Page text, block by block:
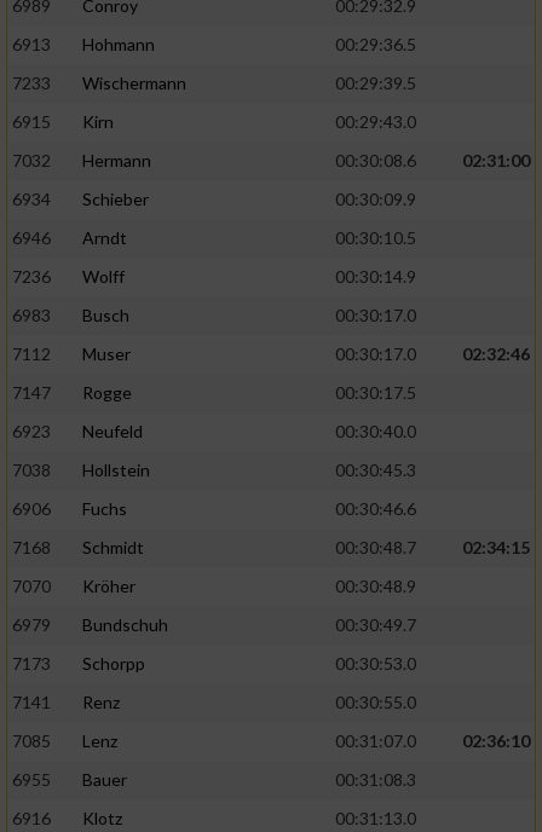
6989 Conroy
00:29:32.9
6913
Hohmann
00:29:36.5
7233
Wischermann
00:29:39.5
6915
Kirn
00:29:43.0
7032
Hermann 00:30:08.6
02:31:00
6934
Schieber
00:30:09.9
6946
Arndt
00:30:10.5
7236
Wolff
00:30:14.9
6983
Busch
00:30:17.0
7112
Muser 00:30:17.0
02:32:46
7147
Rogge
00:30:17.5
6923
Neufeld
00:30:40.0
7038
Hollstein
00:30:45.3
6906
Fuchs
00:30:46.6
7168
Schmidt 00:30:48.7
02:34:15
7070
Kröher
00:30:48.9
6979
Bundschuh
00:30:49.7
7173
Schorpp
00:30:53.0
7141
Renz
00:30:55.0
7085
Lenz 00:31:07.0
02:36:10
6955
Bauer
00:31:08.3
6916
Klotz
00:31:13.0